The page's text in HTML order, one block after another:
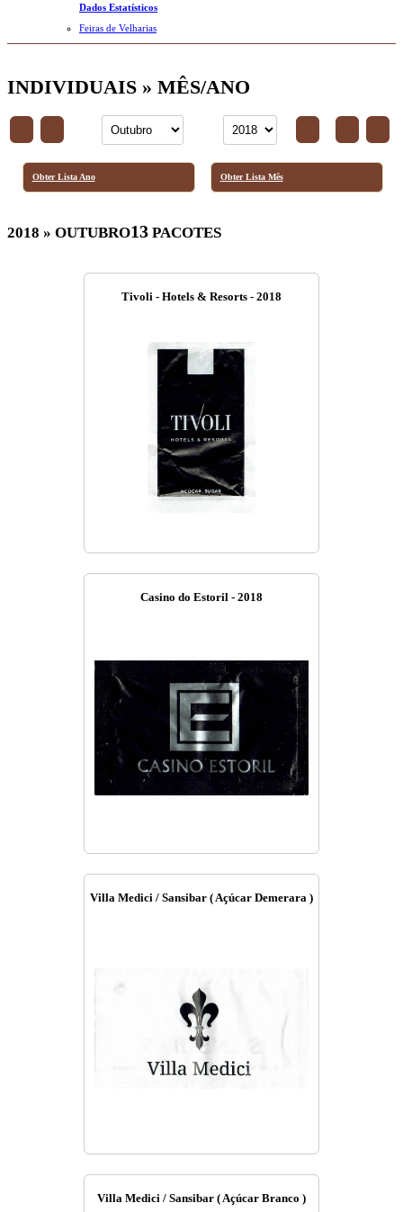
Dados Estatísticos
Feiras de Velharias
INDIVIDUAIS » MÊS/ANO
Obter Lista Ano Obter Lista Mês
2018 » OUTUBRO13 PACOTES
Tivoli - Hotels & Resorts - 2018
Casino do Estoril - 2018
Villa Medici / Sansibar ( Açúcar Demerara )
Villa Medici / Sansibar ( Açúcar Branco )